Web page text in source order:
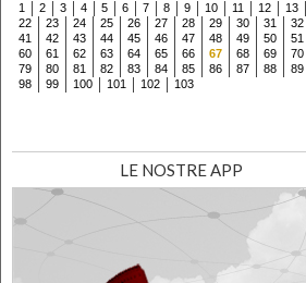
1 2 3 4 5 6 7 8 9 10 11 12 13
22
23 24 25 26 27 28 29 30 31 32
41
42 43 44 45 46 47 48 49 50 51
60
61 62 63 64 65 66 67 68 69 70
79
80 81 82 83 84 85 86 87 88 89
98
99 100 101 102
103
LE NOSTRE APP